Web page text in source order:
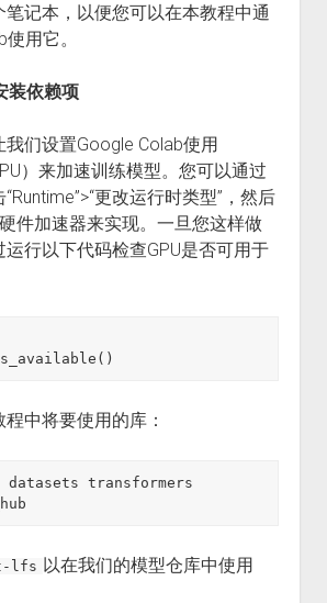
记本，以便您可以在本教程中通
用它。
装依赖项
们设置Google Colab使用
）来加速训练模型。您可以通过
更改运行时类型”，然后
硬件加速器来实现。一旦您这样做
行以下代码检查GPU是否可用于
中将要使用的库：
transformers
lfs 以在我们的模型仓库中使用